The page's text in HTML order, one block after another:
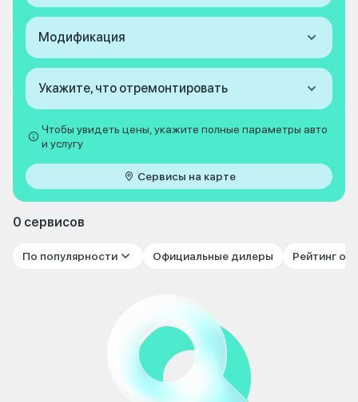
Модификация
Укажите, что отремонтировать
Чтобы увидеть цены, укажите полные параметры авто
и услугу
Сервисы на карте
0 сервисов
По популярности Официальные дилеры Рейтинг